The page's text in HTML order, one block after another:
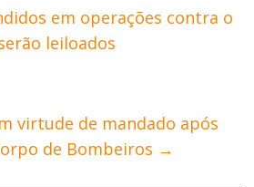
em operações contra o
leiloados
virtude de mandado após
de Bombeiros →